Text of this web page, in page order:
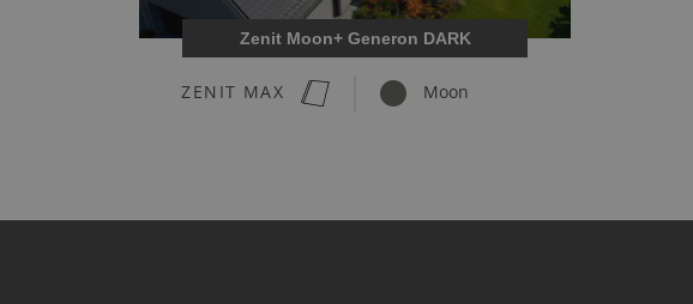
Zenit Moon+ Generon DARK
ZENIT MAX Moon